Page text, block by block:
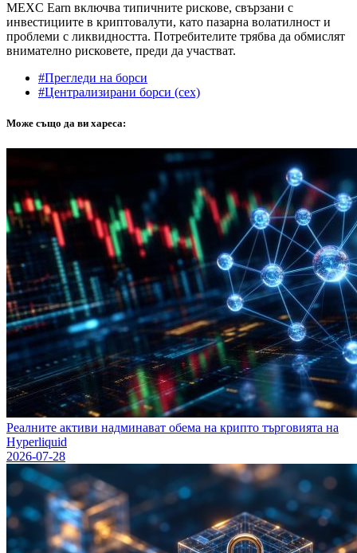
MEXC Earn включва типичните рискове, свързани с
инвестициите в криптовалути, като пазарна волатилност и
проблеми с ликвидността. Потребителите трябва да обмислят
внимателно рисковете, преди да участват.
#Прегледи на борси
#Централизирани борси (cex)
Може също да ви хареса:
Реалните активи надминават обема на крипто търговията на
Hyperliquid
2026-07-28